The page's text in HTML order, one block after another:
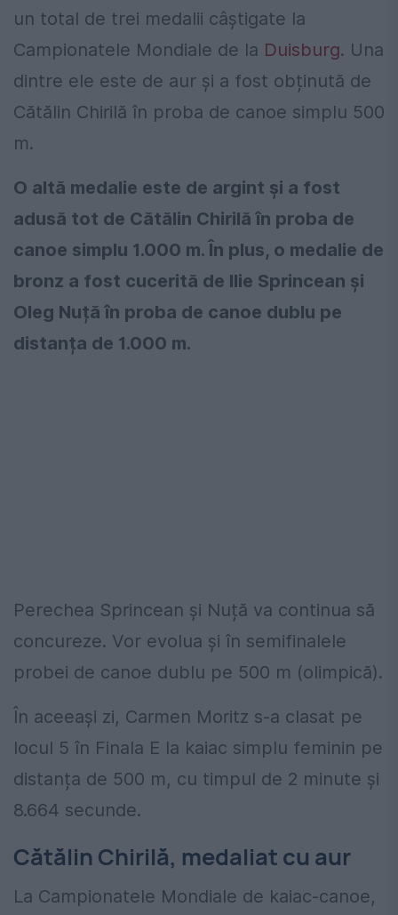
un total de trei medalii câștigate la
Campionatele Mondiale de la Duisburg. Una
dintre ele este de aur și a fost obținută de
Cătălin Chirilă în proba de canoe simplu 500
m.
O altă medalie este de argint și a fost
adusă tot de Cătălin Chirilă în proba de
canoe simplu 1.000 m. În plus, o medalie de
bronz a fost cucerită de Ilie Sprincean și
Oleg Nuță în proba de canoe dublu pe
distanța de 1.000 m.
Perechea Sprincean și Nuță va continua să
concureze. Vor evolua și în semifinalele
probei de canoe dublu pe 500 m (olimpică).
În aceeași zi, Carmen Moritz s-a clasat pe
locul 5 în Finala E la kaiac simplu feminin pe
distanța de 500 m, cu timpul de 2 minute și
8.664 secunde.
Cătălin Chirilă, medaliat cu aur
La Campionatele Mondiale de kaiac-canoe,